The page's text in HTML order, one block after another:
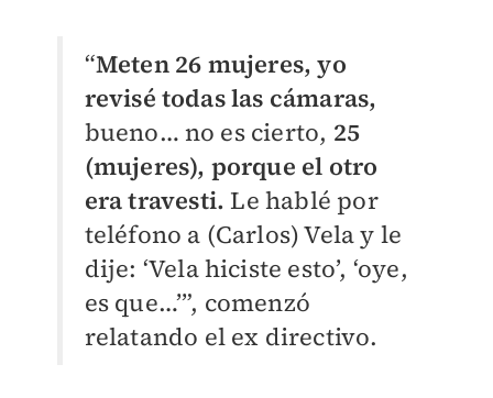
“Meten 26 mujeres, yo
revisé todas las cámaras,
bueno… no es cierto, 25
(mujeres), porque el otro
era travesti.Le hablé por
teléfono a (Carlos) Vela y le
dije: ‘Vela hiciste esto’, ‘oye,
es que…’”, comenzó
relatando el ex directivo.